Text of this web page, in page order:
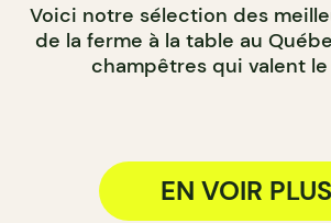
Voici notre sélection des
de la ferme à la table au
champêtres qui valent
EN VOIR PLUS